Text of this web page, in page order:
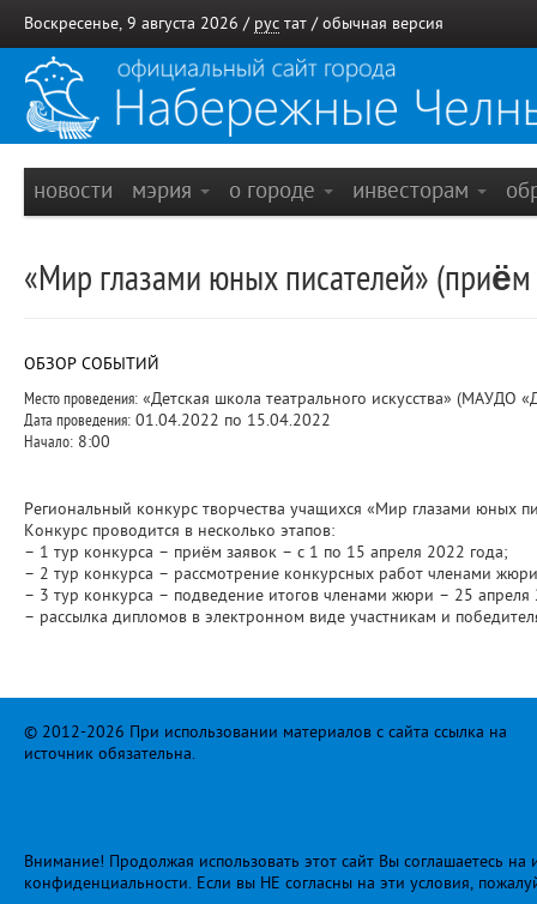
Воскресенье, 9 августа 2026 / рус тат / обычная версия
новости мэрия о городе инвесторам
«Мир глазами юных писателей» (приём
ОБЗОР СОБЫТИЙ
Место проведения: «Детская школа театрального искусства» (МАУДО
Дата проведения: 01.04.2022 по 15.04.2022
Начало: 8:00
Региональный конкурс творчества учащихся «Мир глазами юных
Конкурс проводится в несколько этапов:
– 1 тур конкурса – приём заявок – с 1 по 15 апреля 2022 года;
– 2 тур конкурса – рассмотрение конкурсных работ членами
– 3 тур конкурса – подведение итогов членами жюри – 25 апреля
– рассылка дипломов в электронном виде участникам и
© 2012-2026 При использовании материалов с сайта ссылка на
источник обязательна.
Внимание! Продолжая использовать этот сайт Вы соглашаетесь
конфиденциальности. Если вы НЕ согласны на эти условия,